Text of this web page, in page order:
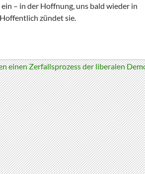
– in der Hoffnung, uns bald wieder in
zündet sie.